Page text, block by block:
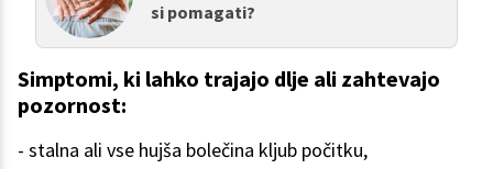
si pomagati?
Simptomi, ki lahko trajajo dlje ali zahtevajo
pozornost:
- stalna ali vse hujša bolečina kljub počitku,